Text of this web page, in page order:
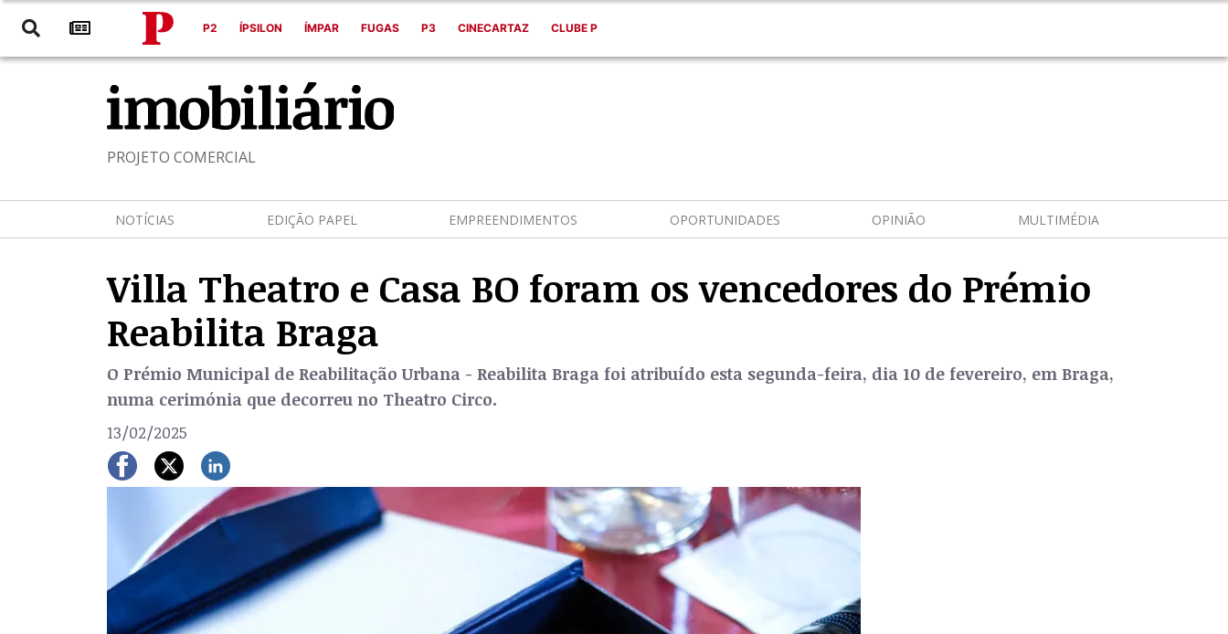
P2 ÍPSILON ÍMPAR FUGAS P3 CINECARTAZ CLUBE P
PROJETO COMERCIAL
NOTÍCIAS EDIÇÃO PAPEL EMPREENDIMENTOS OPORTUNIDADES OPINIÃO MULTIMÉDIA
Villa Theatro e Casa BO foram os vencedores do Prémio
Reabilita Braga
O Prémio Municipal de Reabilitação Urbana - Reabilita Braga foi atribuído esta segunda-feira, dia 10 de fevereiro, em Braga,
numa cerimónia que decorreu no Theatro Circo.
13/02/2025